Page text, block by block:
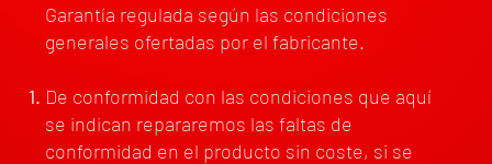
Garantía regulada según las condiciones
generales ofertadas por el fabricante.
De conformidad con las condiciones que aquí
se indican repararemos las faltas de
conformidad en el producto sin coste, si se